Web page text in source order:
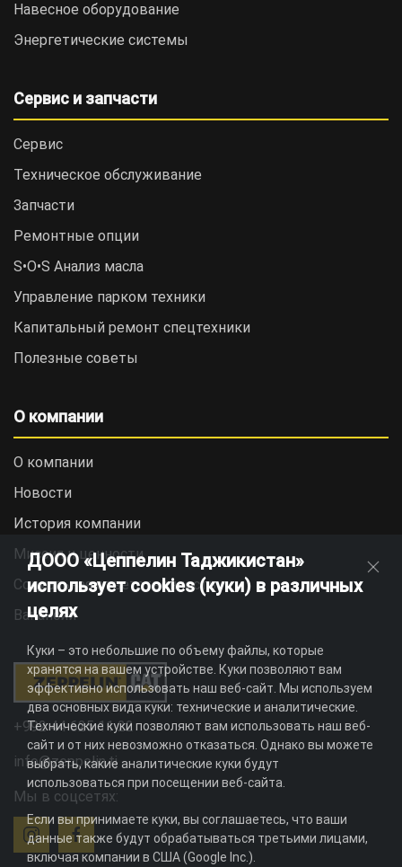
Навесное оборудование
Энергетические системы
Сервис и запчасти
Сервис
Техническое обслуживание
Запчасти
Ремонтные опции
S•O•S Анализ масла
Управление парком техники
Капитальный ремонт спецтехники
Полезные советы
О компании
О компании
Новости
История компании
Миссия и ценности
Социальная ответственность
Вакансии
+992 44 625 11 22
info@zeppelin.tj
Мы в соцсетях:
ДООО «Цеппелин Таджикистан»
использует cookies (куки) в различных
целях
Куки – это небольшие по объему файлы, которые
хранятся на вашем устройстве. Куки позволяют вам
эффективно использовать наш веб-сайт. Мы используем
два основных вида куки: технические и аналитические.
Технические куки позволяют вам использовать наш веб-
сайт и от них невозможно отказаться. Однако вы можете
выбрать, какие аналитические куки будут
использоваться при посещении веб-сайта.
Если вы принимаете куки, вы соглашаетесь, что ваши
данные также будут обрабатываться третьими лицами,
включая компании в США (Google Inc.).